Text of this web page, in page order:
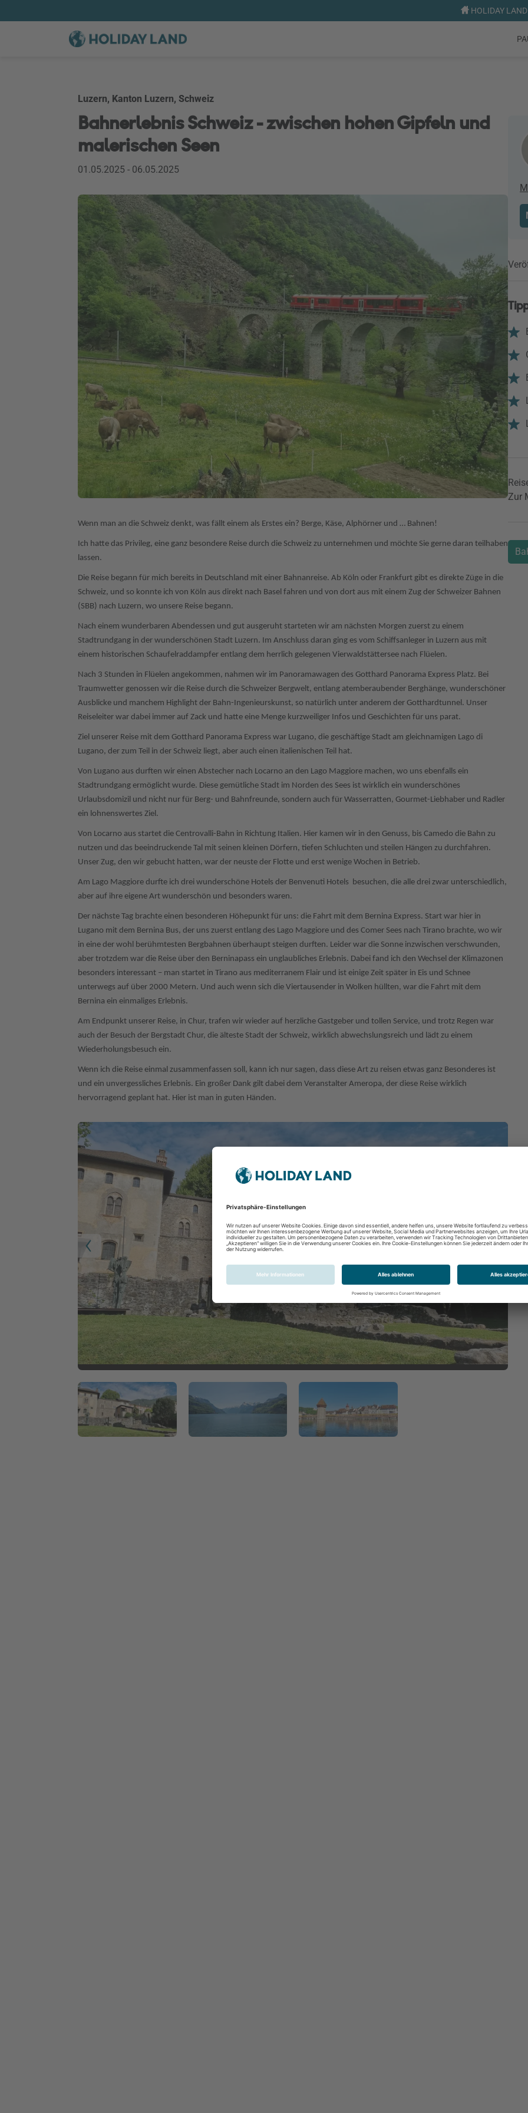
HOLIDAY
Luzern, Kanton Luzern, Schweiz
Bahnerlebnis Schweiz - zwischen hohen Gipfeln und
malerischen Seen
01.05.2025 - 06.05.2025
Wenn man an die Schweiz denkt, was fällt einem als Erstes ein? Berge, Käse, Alphörner und … Bahnen!
Ich hatte das Privileg, eine ganz besondere Reise durch die Schweiz zu unternehmen und möchte Sie gerne daran teilhaben
lassen.
Die Reise begann für mich bereits in Deutschland mit einer Bahnanreise. Ab Köln oder Frankfurt gibt es direkte Züge in die
Schweiz, und so konnte ich von Köln aus direkt nach Basel fahren und von dort aus mit einem Zug der Schweizer Bahnen
(SBB) nach Luzern, wo unsere Reise begann.
Nach einem wunderbaren Abendessen und gut ausgeruht starteten wir am nächsten Morgen zuerst zu einem
Stadtrundgang in der wunderschönen Stadt Luzern. Im Anschluss daran ging es vom Schiffsanleger in Luzern aus mit
einem historischen Schaufelraddampfer entlang dem herrlich gelegenen Vierwaldstättersee nach Flüelen.
Nach 3 Stunden in Flüelen angekommen, nahmen wir im Panoramawagen des Gotthard Panorama Express Platz. Bei
Traumwetter genossen wir die Reise durch die Schweizer Bergwelt, entlang atemberaubender Berghänge, wunderschöner
Ausblicke und manchem Highlight der Bahn-Ingenieurskunst, so natürlich unter anderem der Gotthardtunnel. Unser
Reiseleiter war dabei immer auf Zack und hatte eine Menge kurzweiliger Infos und Geschichten für uns parat.
Ziel unserer Reise mit dem Gotthard Panorama Express war Lugano, die geschäftige Stadt am gleichnamigen Lago di
Lugano, der zum Teil in der Schweiz liegt, aber auch einen italienischen Teil hat.
Von Lugano aus durften wir einen Abstecher nach Locarno an den Lago Maggiore machen, wo uns ebenfalls ein
Stadtrundgang ermöglicht wurde. Diese gemütliche Stadt im Norden des Sees ist wirklich ein wunderschönes
Urlaubsdomizil und nicht nur für Berg- und Bahnfreunde, sondern auch für Wasserratten, Gourmet-Liebhaber und Radler
ein lohnenswertes Ziel.
Von Locarno aus startet die Centrovalli-Bahn in Richtung Italien. Hier kamen wir in den Genuss, bis Camedo die Bahn zu
nutzen und das beeindruckende Tal mit seinen kleinen Dörfern, tiefen Schluchten und steilen Hängen zu durchfahren.
Unser Zug, den wir gebucht hatten, war der neuste der Flotte und erst wenige Wochen in Betrieb.
Am Lago Maggiore durfte ich drei wunderschöne Hotels der Benvenuti Hotels besuchen, die alle drei zwar unterschiedlich,
aber auf ihre eigene Art wunderschön und besonders waren.
Der nächste Tag brachte einen besonderen Höhepunkt für uns: die Fahrt mit dem Bernina Express. Start war hier in
Lugano mit dem Bernina Bus, der uns zuerst entlang des Lago Maggiore und des Comer Sees nach Tirano brachte, wo wir
in eine der wohl berühmtesten Bergbahnen überhaupt steigen durften. Leider war die Sonne inzwischen verschwunden,
aber trotzdem war die Reise über den Berninapass ein unglaubliches Erlebnis. Dabei fand ich den Wechsel der Klimazonen
besonders interessant – man startet in Tirano aus mediterranem Flair und ist einige Zeit später in Eis und Schnee
unterwegs auf über 2000 Metern. Und auch wenn sich die Viertausender in Wolken hüllten, war die Fahrt mit dem
Bernina ein einmaliges Erlebnis.
Am Endpunkt unserer Reise, in Chur, trafen wir wieder auf herzliche Gastgeber und tollen Service, und trotz Regen war
auch der Besuch der Bergstadt Chur, die älteste Stadt der Schweiz, wirklich abwechslungsreich und lädt zu einem
Wiederholungsbesuch ein.
Wenn ich die Reise einmal zusammenfassen soll, kann ich nur sagen, dass diese Art zu reisen etwas ganz Besonderes ist
und ein unvergessliches Erlebnis. Ein großer Dank gilt dabei dem Veranstalter Ameropa, der diese Reise wirklich
hervorragend geplant hat. Hier ist man in guten Händen.
Zur